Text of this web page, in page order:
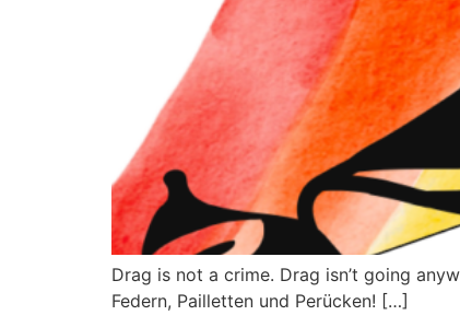
Drag is not a crime. Drag isn’t going
Federn, Pailletten und Perücken! […]